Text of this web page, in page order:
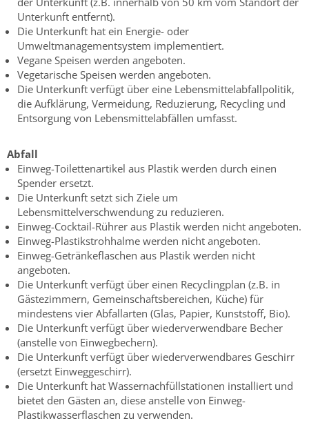
Unterkunft entfernt).
Die Unterkunft hat ein Energie- oder
Umweltmanagementsystem implementiert.
Vegane Speisen werden angeboten.
Vegetarische Speisen werden angeboten.
Die Unterkunft verfügt über eine Lebensmittelabfallpolitik,
die Aufklärung, Vermeidung, Reduzierung, Recycling und
Entsorgung von Lebensmittelabfällen umfasst.
Abfall
Einweg-Toilettenartikel aus Plastik werden durch einen
Spender ersetzt.
Die Unterkunft setzt sich Ziele um
Lebensmittelverschwendung zu reduzieren.
Einweg-Cocktail-Rührer aus Plastik werden nicht angeboten.
Einweg-Plastikstrohhalme werden nicht angeboten.
Einweg-Getränkeflaschen aus Plastik werden nicht
angeboten.
Die Unterkunft verfügt über einen Recyclingplan (z.B. in
Gästezimmern, Gemeinschaftsbereichen, Küche) für
mindestens vier Abfallarten (Glas, Papier, Kunststoff, Bio).
Die Unterkunft verfügt über wiederverwendbare Becher
(anstelle von Einwegbechern).
Die Unterkunft verfügt über wiederverwendbares Geschirr
(ersetzt Einweggeschirr).
Die Unterkunft hat Wassernachfüllstationen installiert und
bietet den Gästen an, diese anstelle von Einweg-
Plastikwasserflaschen zu verwenden.